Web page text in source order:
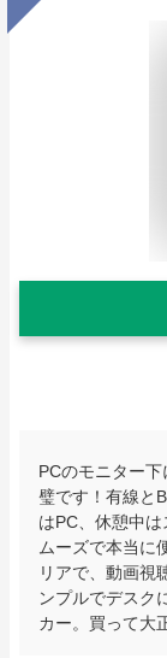
PCのモニター
璧です！有線と
はPC、休憩中
ムーズで本当に
リアで、動画視
ンプルでデスク
カー。買って大